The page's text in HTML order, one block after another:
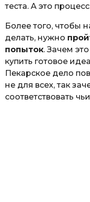
теста. А это
Более того, чтобы
делать, нужно
попыток. Зачем
купить готовое
Пекарское дело
не для всех, так
соответствовать